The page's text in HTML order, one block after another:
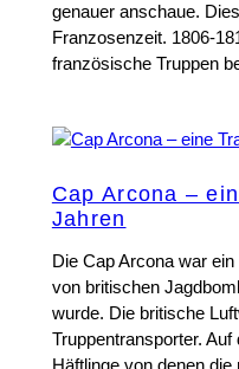
genauer anschaue.
Franzosenzeit. 1806-
französische Truppen
Cap Arcona –
Jahren
Die Cap Arcona war
von britischen
wurde. Die britische
Truppentransporter.